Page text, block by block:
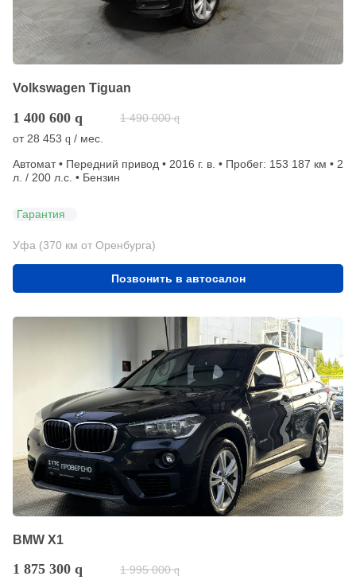
Volkswagen Tiguan
1 400 600 q 1 490 000 q
от 28 453 q / мес.
Автомат • Передний привод • 2016 г. в. • Пробег: 153 187 км • 2
л. / 200 л.с. • Бензин
Гарантия
Уфа (370 км от Оренбурга)
Позвонить в автосалон
BMW X1
1 875 300 q 1 995 000 q